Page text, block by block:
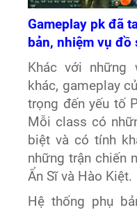
Gameplay pk đã
bản, nhiệm vụ đồ
Khác với những
khác, gameplay
trọng đến yếu tố
Mỗi class có
biệt và có tính
những trận chiến
Ẩn Sĩ và Hào Kiệt.
Hệ thống phụ